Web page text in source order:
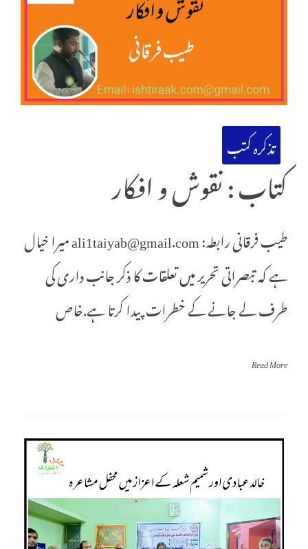
تذکرہ کتب
کتاب : نقوش و افکار
طیب فرقانی رابطہ: ali1taiyab@gmail.com میرا خیال
ہے کہ تبصراتی تحریر میں تعلقات کا ذکر جانب داری کی
طرف لے جانے کے خطرات پیدا کرتا ہے.خاص
Read More